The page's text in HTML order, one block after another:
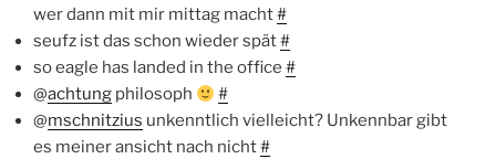
wer dann mit mir mittag macht#
seufz ist das schon wieder spät#
so eagle has landed in the office #
@achtung philosoph
#
@mschnitzius unkenntlich vielleicht? Unkennbar gibt
es meiner ansicht nach nicht#